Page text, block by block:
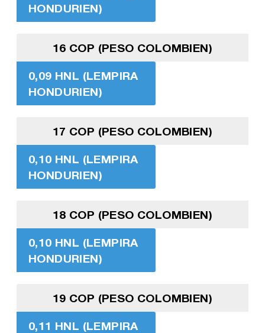
HONDURIEN)
16 COP (PESO COLOMBIEN)
0,09 HNL (LEMPIRA
HONDURIEN)
17 COP (PESO COLOMBIEN)
0,10 HNL (LEMPIRA
HONDURIEN)
18 COP (PESO COLOMBIEN)
0,10 HNL (LEMPIRA
HONDURIEN)
19 COP (PESO COLOMBIEN)
0,11 HNL (LEMPIRA